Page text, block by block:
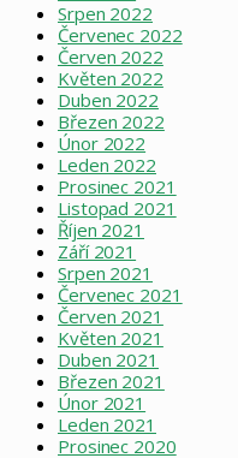
Srpen 2022
Červenec 2022
Červen 2022
Květen 2022
Duben 2022
Březen 2022
Únor 2022
Leden 2022
Prosinec 2021
Listopad 2021
Říjen 2021
Září 2021
Srpen 2021
Červenec 2021
Červen 2021
Květen 2021
Duben 2021
Březen 2021
Únor 2021
Leden 2021
Prosinec 2020